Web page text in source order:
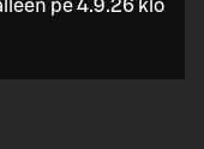
pe 4.9.26 klo